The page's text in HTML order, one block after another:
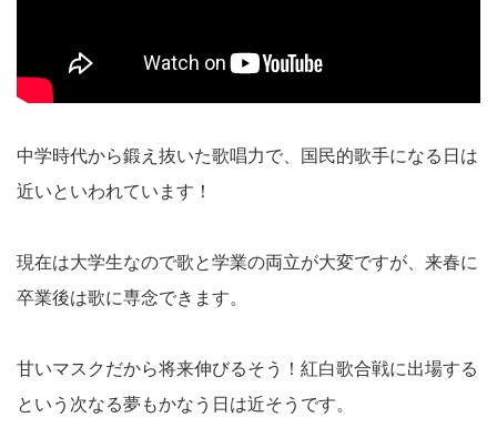
中学時代から鍛え抜いた歌唱力で、国民的歌手になる日は
近いといわれています！
現在は大学生なので歌と学業の両立が大変ですが、来春に
卒業後は歌に専念できます。
甘いマスクだから将来伸びるそう！紅白歌合戦に出場する
という次なる夢もかなう日は近そうです。